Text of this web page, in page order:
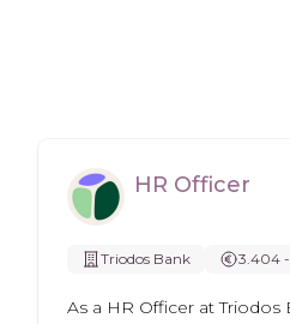
HR Officer
Triodos Bank 3.404
As a HR Officer at